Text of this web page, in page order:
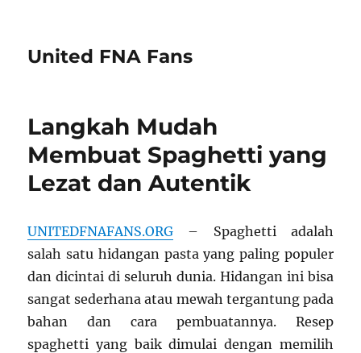
United FNA Fans
Langkah Mudah
Membuat Spaghetti yang
Lezat dan Autentik
UNITEDFNAFANS.ORG – Spaghetti adalah
salah satu hidangan pasta yang paling populer
dan dicintai di seluruh dunia. Hidangan ini bisa
sangat sederhana atau mewah tergantung pada
bahan dan cara pembuatannya. Resep
spaghetti yang baik dimulai dengan memilih